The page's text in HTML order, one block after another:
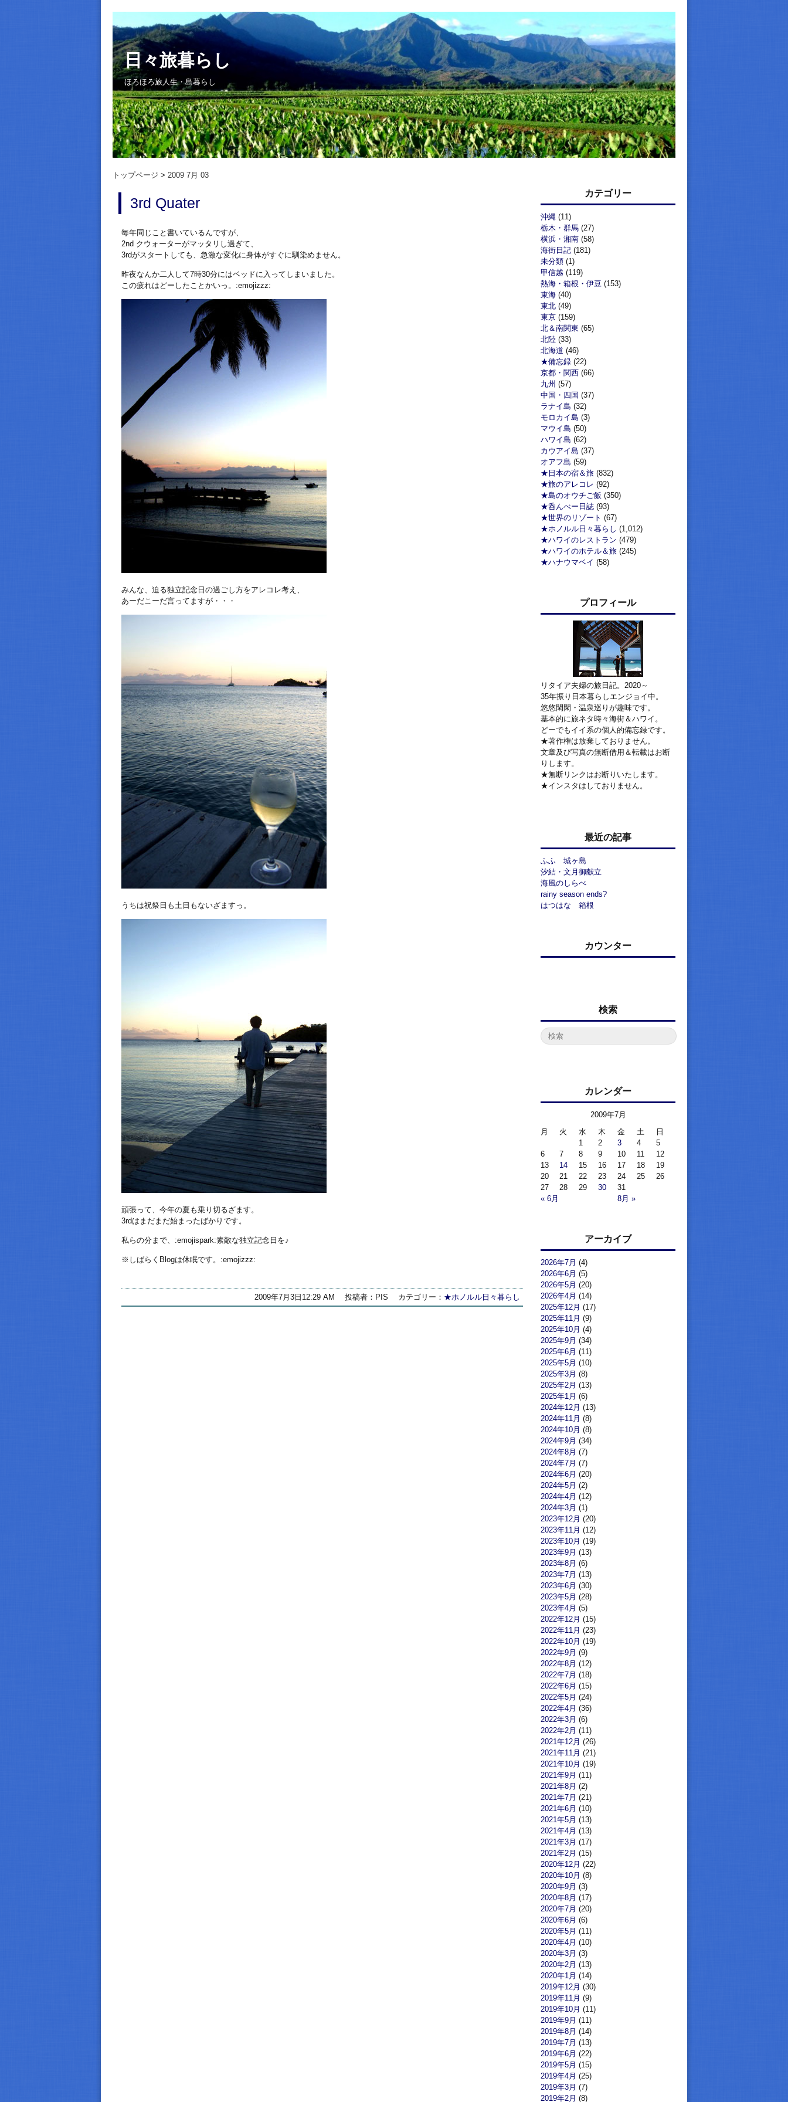
日々旅暮らし
ほろほろ旅人生・島暮らし
トップページ 2009 7月 03
3rd Quater
毎年同じこと書いているんですが、
2nd クウォーターがマッタリし過ぎて、
3rdがスタートしても、急激な変化に身体がすぐに馴染めません。
昨夜なんか二人して7時30分にはベッドに入ってしまいました。
この疲れはどーしたことかいっ。:emojizzz:
みんな、迫る独立記念日の過ごし方をアレコレ考え、
あーだこーだ言ってますが・・・
うちは祝祭日も土日もないざますっ。
頑張って、今年の夏も乗り切るざます。
3rdはまだまだ始まったばかりです。
私らの分まで、:emojispark:素敵な独立記念日を♪
※しばらくBlogは休眠です。:emojizzz:
2009年7月3日12:29 AM 投稿者：PIS カテゴリー： ★ホノルル日々暮らし
カテゴリー
沖縄 (11)
栃木・群馬 (27)
横浜・湘南 (58)
海街日記 (181)
未分類 (1)
甲信越 (119)
熱海・箱根・伊豆 (153)
東海 (40)
東北 (49)
東京 (159)
北＆南関東 (65)
北陸 (33)
北海道 (46)
★備忘録 (22)
京都・関西 (66)
九州 (57)
中国・四国 (37)
ラナイ島 (32)
モロカイ島 (3)
マウイ島 (50)
ハワイ島 (62)
カウアイ島 (37)
オアフ島 (59)
★日本の宿＆旅 (832)
★旅のアレコレ (92)
★島のオウチご飯 (350)
★呑んべー日誌 (93)
★世界のリゾート (67)
★ホノルル日々暮らし (1,012)
★ハワイのレストラン (479)
★ハワイのホテル＆旅 (245)
★ハナウマベイ (58)
プロフィール
リタイア夫婦の旅日記。2020～
35年振り日本暮らしエンジョイ中。
悠悠閑閑・温泉巡りが趣味です。
基本的に旅ネタ時々海街＆ハワイ。
どーでもイイ系の個人的備忘録です。
★著作権は放棄しておりません。
文章及び写真の無断借用＆転載はお断
りします。
★無断リンクはお断りいたします。
★インスタはしておりません。
最近の記事
ふふ 城ヶ島
汐結・文月御献立
海風のしらべ
rainy season ends?
はつはな 箱根
カウンター
検索
カレンダー
2009年7月
月
火 水 木 金 土 日
« 6月 8月 »
1 2 3 4
5
6
7 8 9 10 11
12
13
14 15 16 17 18
19
20
21 22 23 24 25
26
27
28 29 30 31
アーカイブ
2026年7月 (4)
2026年6月 (5)
2026年5月 (20)
2026年4月 (14)
2025年12月 (17)
2025年11月 (9)
2025年10月 (4)
2025年9月 (34)
2025年6月 (11)
2025年5月 (10)
2025年3月 (8)
2025年2月 (13)
2025年1月 (6)
2024年12月 (13)
2024年11月 (8)
2024年10月 (8)
2024年9月 (34)
2024年8月 (7)
2024年7月 (7)
2024年6月 (20)
2024年5月 (2)
2024年4月 (12)
2024年3月 (1)
2023年12月 (20)
2023年11月 (12)
2023年10月 (19)
2023年9月 (13)
2023年8月 (6)
2023年7月 (13)
2023年6月 (30)
2023年5月 (28)
2023年4月 (5)
2022年12月 (15)
2022年11月 (23)
2022年10月 (19)
2022年9月 (9)
2022年8月 (12)
2022年7月 (18)
2022年6月 (15)
2022年5月 (24)
2022年4月 (36)
2022年3月 (6)
2022年2月 (11)
2021年12月 (26)
2021年11月 (21)
2021年10月 (19)
2021年9月 (11)
2021年8月 (2)
2021年7月 (21)
2021年6月 (10)
2021年5月 (13)
2021年4月 (13)
2021年3月 (17)
2021年2月 (15)
2020年12月 (22)
2020年10月 (8)
2020年9月 (3)
2020年8月 (17)
2020年7月 (20)
2020年6月 (6)
2020年5月 (11)
2020年4月 (10)
2020年3月 (3)
2020年2月 (13)
2020年1月 (14)
2019年12月 (30)
2019年11月 (9)
2019年10月 (11)
2019年9月 (11)
2019年8月 (14)
2019年7月 (13)
2019年6月 (22)
2019年5月 (15)
2019年4月 (25)
2019年3月 (7)
2019年2月 (8)